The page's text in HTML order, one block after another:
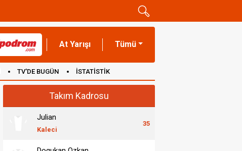
At Yarışı Tümü
TV'DE BUGÜN İSTATİSTİK
Takım Kadrosu
Julian
Kaleci
35